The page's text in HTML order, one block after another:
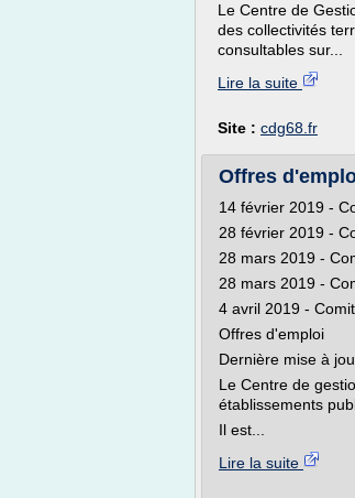
Le Centre de
des collectivités
consultables sur...
Lire la suite
Site : cdg68.fr
Offres
14 février 2019 -
28 février 2019 -
28 mars 2019 -
28 mars 2019 -
4 avril 2019 -
Offres d'emploi
Dernière mise à
Le Centre de
établissements
Il est...
Lire la suite